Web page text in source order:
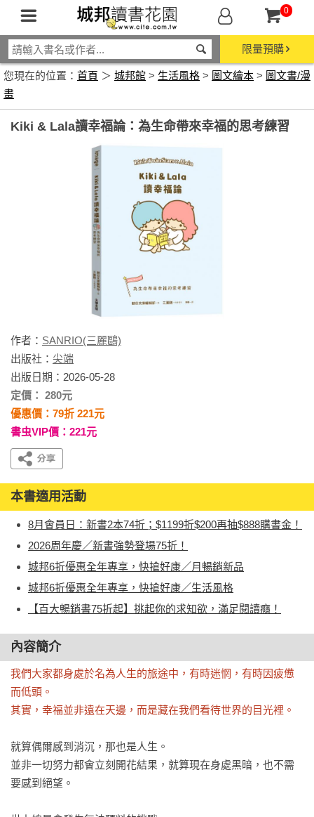
0
限量預購
您現在的位置： 首頁 ＞ 城邦館 > 生活風格 > 圖文繪本 > 圖文書/漫
畫
Kiki & Lala讀幸福論：為生命帶來幸福的思考練習
作者： SANRIO(三麗鷗)
出版社： 尖端
出版日期：2026-05-28
定價： 280元
優惠價：79折 221元
書虫VIP價：221元
本書適用活動
8月會員日：新書2本74折；$1199折$200再抽$888購書金！
2026周年慶／新書強勢登場75折！
城邦6折優惠全年專享，快搶好康／月暢銷新品
城邦6折優惠全年專享，快搶好康／生活風格
【百大暢銷書75折起】挑起你的求知欲，滿足閱讀癮！
內容簡介
我們大家都身處於名為人生的旅途中，有時迷惘，有時因疲憊
而低頭。
其實，幸福並非遠在天邊，而是藏在我們看待世界的目光裡。
就算偶爾感到消沉，那也是人生。
並非一切努力都會立刻開花結果，就算現在身處黑暗，也不需
要感到絕望。